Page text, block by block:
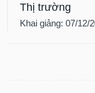
Thị trường
Khai giảng: 07/12/